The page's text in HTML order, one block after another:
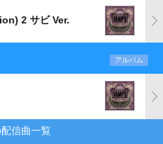
2 サビ Ver.
アルバム
信曲一覧